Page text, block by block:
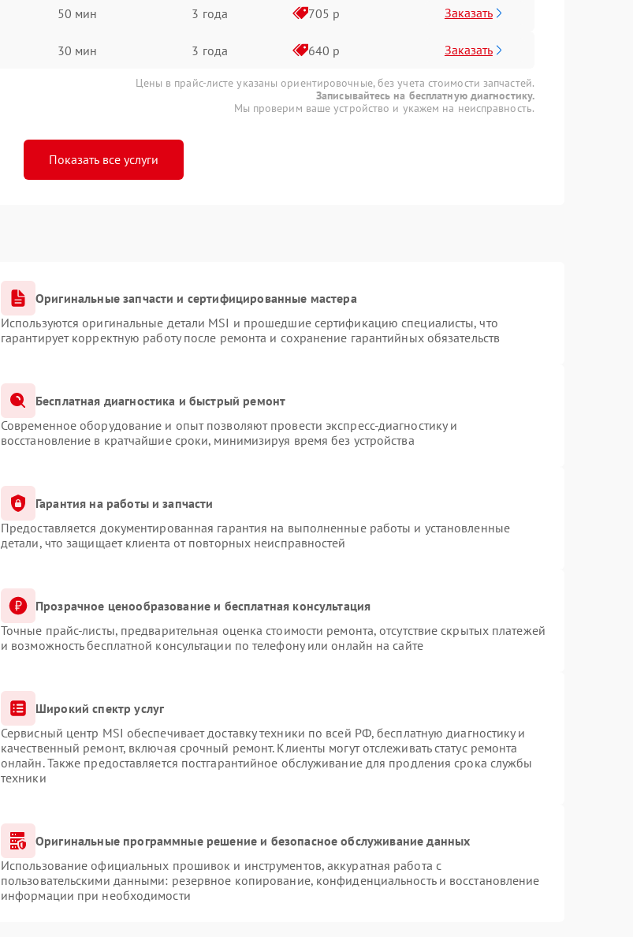
50 мин 3 года 705 р Заказать
30 мин 3 года 640 р Заказать
Цены в прайс-листе указаны ориентировочные, без учета стоимости запчастей.
Записывайтесь на бесплатную диагностику.
Мы проверим ваше устройство и укажем на неисправность.
Показать все услуги
Оригинальные запчасти и сертифицированные мастера
Используются оригинальные детали MSI и прошедшие сертификацию специалисты, что
гарантирует корректную работу после ремонта и сохранение гарантийных обязательств
Бесплатная диагностика и быстрый ремонт
Современное оборудование и опыт позволяют провести экспресс-диагностику и
восстановление в кратчайшие сроки, минимизируя время без устройства
Гарантия на работы и запчасти
Предоставляется документированная гарантия на выполненные работы и установленные
детали, что защищает клиента от повторных неисправностей
Прозрачное ценообразование и бесплатная консультация
Точные прайс-листы, предварительная оценка стоимости ремонта, отсутствие скрытых платежей
и возможность бесплатной консультации по телефону или онлайн на сайте
Широкий спектр услуг
Сервисный центр MSI обеспечивает доставку техники по всей РФ, бесплатную диагностику и
качественный ремонт, включая срочный ремонт. Клиенты могут отслеживать статус ремонта
онлайн. Также предоставляется постгарантийное обслуживание для продления срока службы
техники
Оригинальные программные решение и безопасное обслуживание данных
Использование официальных прошивок и инструментов, аккуратная работа с
пользовательскими данными: резервное копирование, конфиденциальность и восстановление
информации при необходимости